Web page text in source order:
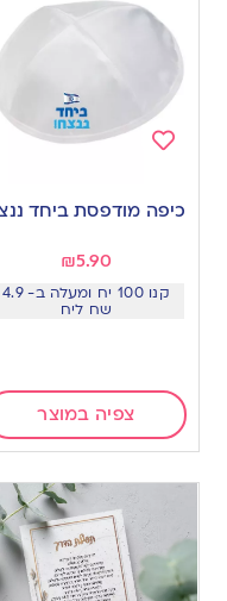
to
כיפה מודפסת ביחד
₪5.90
קנו 100 יח ומעלה ב- 4.9
שח ליח
צפיה במוצר